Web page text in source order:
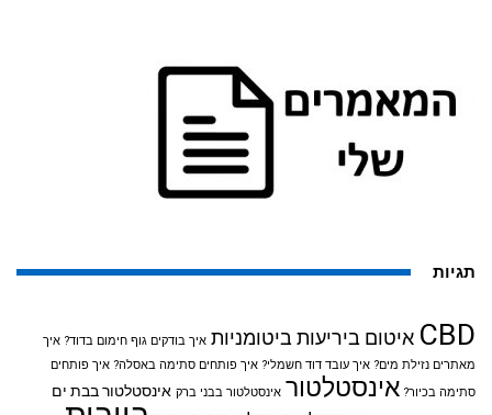
תגיות
CBD איטום ביריעות ביטומניות איך בודקים גוף חימום בדוד? איך
מאתרים נזילת מים? איך עובד דוד חשמלי? איך פותחים סתימה באסלה? איך פותחים
סתימה בכיור? אינסטלטור אינסטלטור בבני ברק אינסטלטור בבת ים